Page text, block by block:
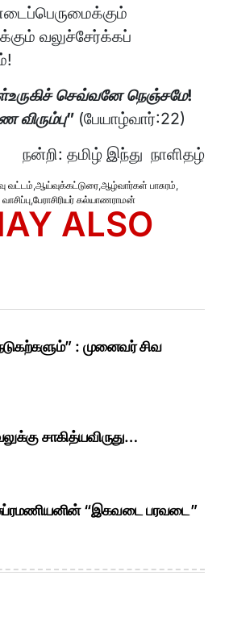
வலுச்சேர்க்கப்
செவ்வனே நெஞ்சமே!
(பேயாழ்வார்:22)
நன்றி: தமிழ் இந்து நாளிதழ்
வட்டம் ஆய்வுக்கட்டுரை ஆழ்வார்கள் பாசுரம்
பேராசிரியர் கல்யாணராமன்
ALSO
: முனைவர் சிவ
சாகித்யவிருது…
“இகவடை பரவடை”